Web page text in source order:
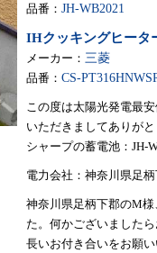
品番： JH-WB2021
IHクッキングヒータ
メーカー： 三菱
品番： CS-
この度は太陽光発電最
いただきましてありがと
シャープの蓄電池：JH-
電力会社：神奈川県足柄
神奈川県足柄下郡のM
た。何かございました
長いお付き合いをお願い